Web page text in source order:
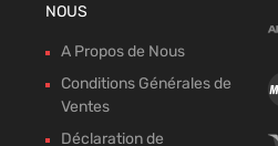
NOUS
A Propos de Nous
Conditions Générales de
Ventes
Déclaration de